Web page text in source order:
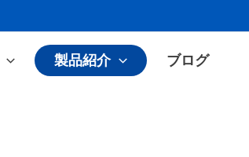
製品紹介 ブログ